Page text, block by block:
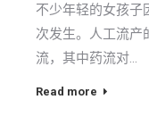
不少年轻的女孩子
次发生。人工流产
流，其中药流对…
Read more